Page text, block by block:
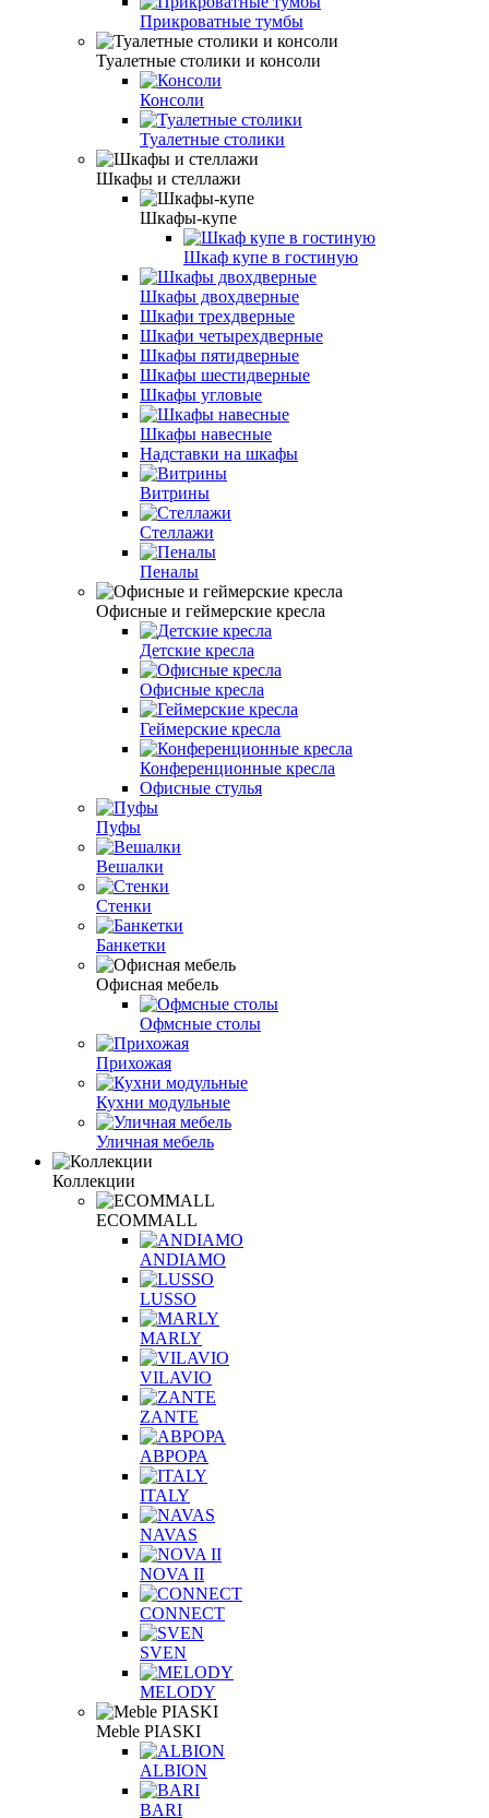
Прикроватные тумбы
Туалетные столики и консоли
Консоли
Туалетные столики
Шкафы и стеллажи
Шкафы-купе
Шкаф купе в гостиную
Шкафы двохдверные
Шкафи трехдверные
Шкафи четырехдверные
Шкафы пятидверные
Шкафы шестидверные
Шкафы угловые
Шкафы навесные
Надставки на шкафы
Витрины
Стеллажи
Пеналы
Офисные и геймерские кресла
Детские кресла
Офисные кресла
Геймерские кресла
Конференционные кресла
Офисные стулья
Пуфы
Вешалки
Стенки
Банкетки
Офисная мебель
Офмсные столы
Прихожая
Кухни модульные
Уличная мебель
Коллекции
ECOMMALL
ANDIAMO
LUSSO
MARLY
VILAVIO
ZANTE
АВРОРА
ITALY
NAVAS
NOVA II
CONNECT
SVEN
MELODY
Meble PIASKI
ALBION
BARI